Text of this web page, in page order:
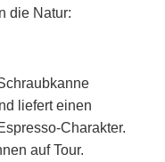
die Natur:
liefert einen
Charakter.
auf Tour.